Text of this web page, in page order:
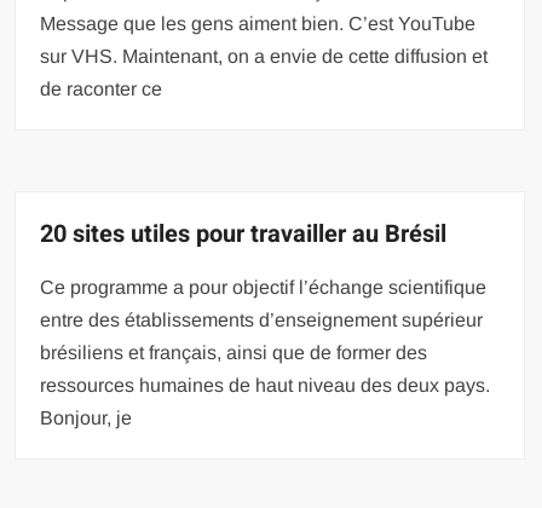
Message que les gens aiment bien. C’est YouTube
sur VHS. Maintenant, on a envie de cette diffusion et
de raconter ce
20 sites utiles pour travailler au Brésil
Ce programme a pour objectif l’échange scientifique
entre des établissements d’enseignement supérieur
brésiliens et français, ainsi que de former des
ressources humaines de haut niveau des deux pays.
Bonjour, je